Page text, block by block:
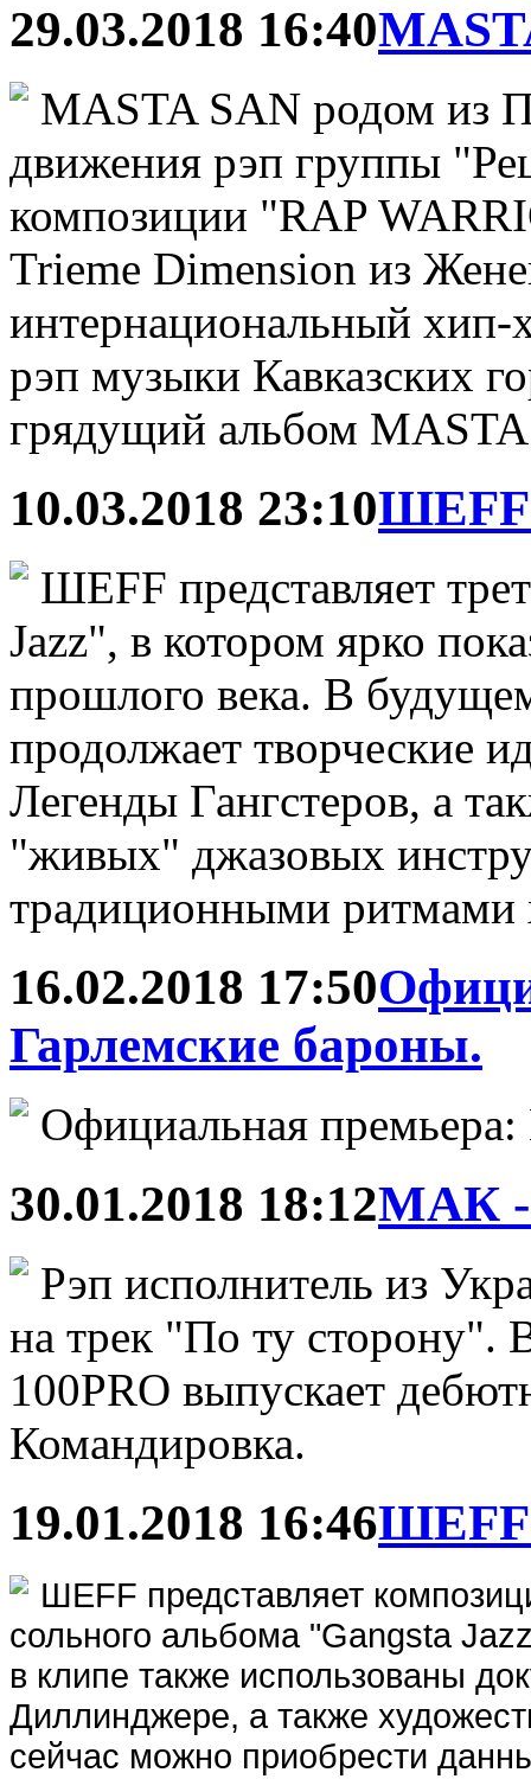
29.03.2018 16:40
MASTA SAN родом из
движения рэп группы
композиции "RAP
Trieme Dimension из
интернациональный хип-
рэп музыки Кавказских
грядущий альбом
10.03.2018 23:10ШЕFF
ШЕFF представляет
Jazz", в котором ярко
прошлого века. В
продолжает творческие
Легенды Гангстеров, а
"живых" джазовых
традиционными ритмами
16.02.2018 17:50
Гарлемские бароны.
Официальная
30.01.2018 18:12МАК -
Рэп исполнитель из
на трек "По ту сторону".
100PRO выпускает
Командировка.
19.01.2018 16:46ШЕFF
ШЕFF представляет
сольного альбома "Gangsta
в клипе также использованы
Диллинджере, а также
сейчас можно приобрести